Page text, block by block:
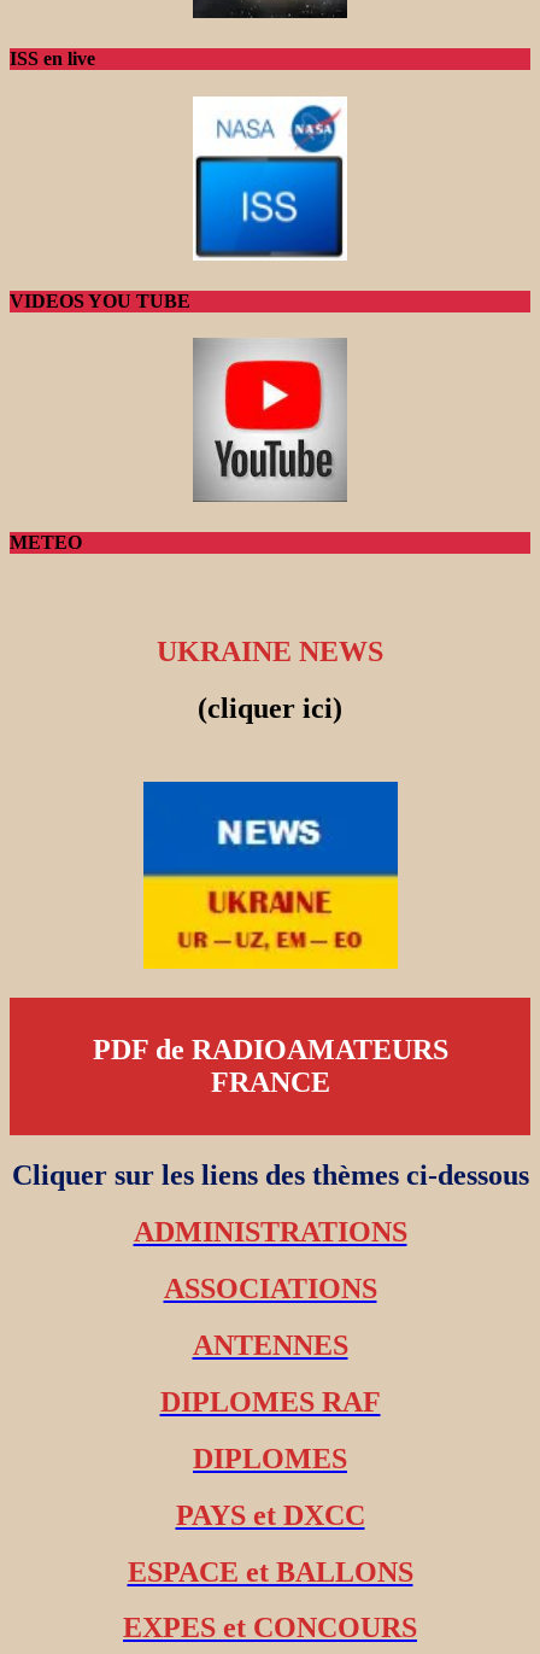
ISS en live
VIDEOS YOU TUBE
METEO
UKRAINE NEWS
(cliquer ici)
PDF de RADIOAMATEURS
FRANCE
Cliquer sur les liens des thèmes ci-dessous
ADMINISTRATIONS
ASSOCIATIONS
ANTENNES
DIPLOMES RAF
DIPLOMES
PAYS et DXCC
ESPACE et BALLONS
EXPES et CONCOURS